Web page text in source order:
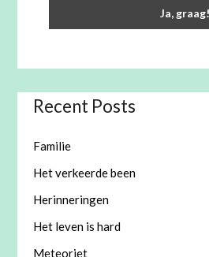
Recent Posts
Familie
Het verkeerde been
Herinneringen
Het leven is hard
Meteoriet